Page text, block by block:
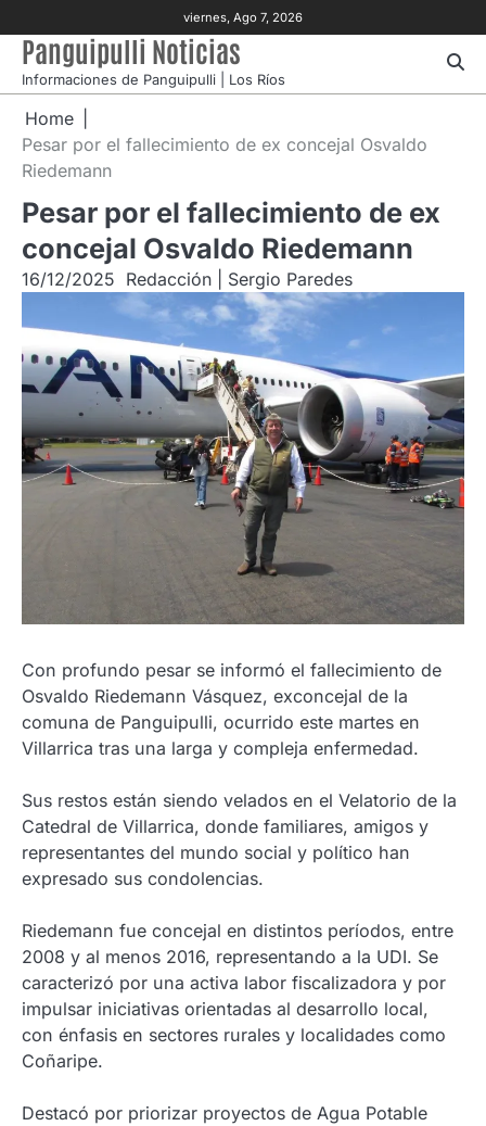
to
content
viernes, Ago 7, 2026
Panguipulli Noticias
Informaciones de Panguipulli | Los Ríos
Home
Pesar por el fallecimiento de ex concejal Osvaldo
Riedemann
Pesar por el fallecimiento de ex
concejal Osvaldo Riedemann
16/12/2025 Redacción | Sergio Paredes
Con profundo pesar se informó el fallecimiento de
Osvaldo Riedemann Vásquez, exconcejal de la
comuna de Panguipulli, ocurrido este martes en
Villarrica tras una larga y compleja enfermedad.
Sus restos están siendo velados en el Velatorio de la
Catedral de Villarrica, donde familiares, amigos y
representantes del mundo social y político han
expresado sus condolencias.
Riedemann fue concejal en distintos períodos, entre
2008 y al menos 2016, representando a la UDI. Se
caracterizó por una activa labor fiscalizadora y por
impulsar iniciativas orientadas al desarrollo local,
con énfasis en sectores rurales y localidades como
Coñaripe.
Destacó por priorizar proyectos de Agua Potable